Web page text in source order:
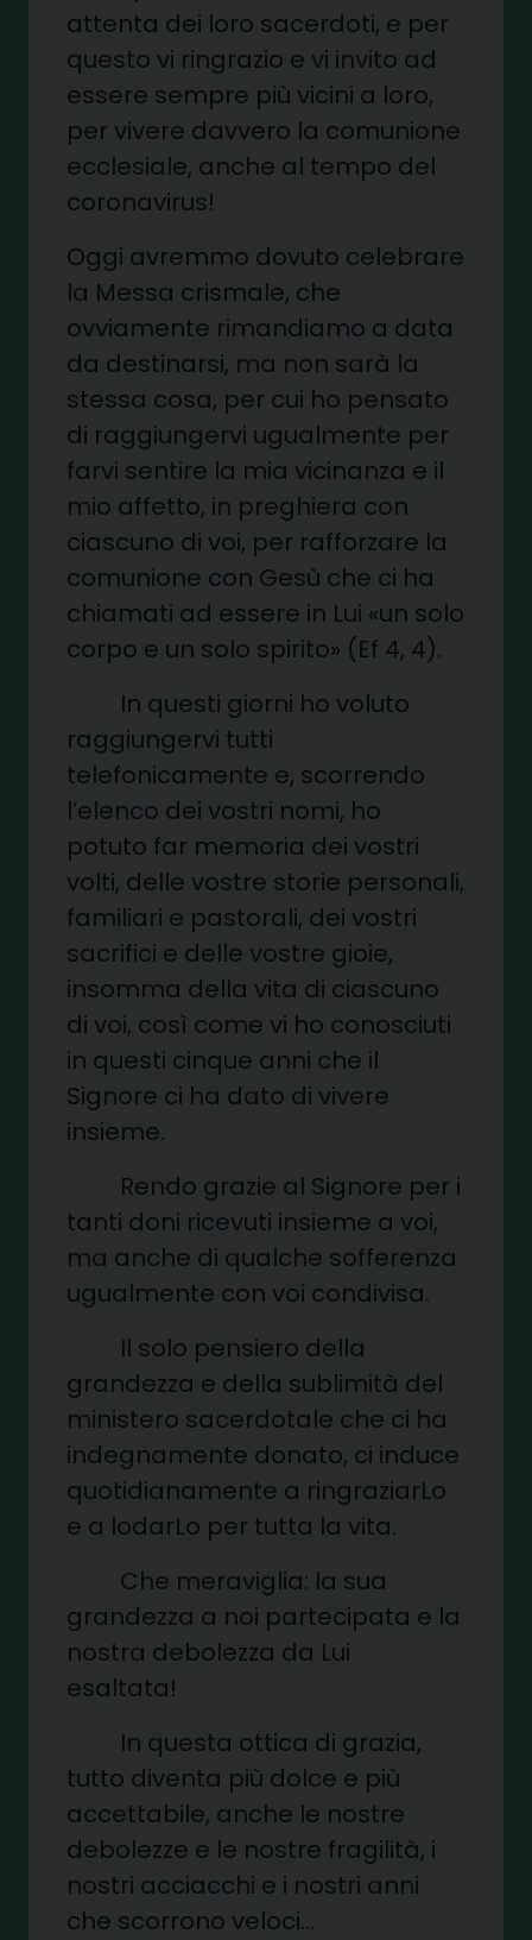
attenta dei loro sacerdoti, e per
questo vi ringrazio e vi invito ad
essere sempre più vicini a loro,
per vivere davvero la comunione
ecclesiale, anche al tempo del
coronavirus!
Oggi avremmo dovuto celebrare
la Messa crismale, che
ovviamente rimandiamo a data
da destinarsi, ma non sarà la
stessa cosa, per cui ho pensato
di raggiungervi ugualmente per
farvi sentire la mia vicinanza e il
mio affetto, in preghiera con
ciascuno di voi, per rafforzare la
comunione con Gesù che ci ha
chiamati ad essere in Lui «un solo
corpo e un solo spirito» (Ef 4, 4).
In questi giorni ho voluto
raggiungervi tutti
telefonicamente e, scorrendo
l’elenco dei vostri nomi, ho
potuto far memoria dei vostri
volti, delle vostre storie personali,
familiari e pastorali, dei vostri
sacrifici e delle vostre gioie,
insomma della vita di ciascuno
di voi, così come vi ho conosciuti
in questi cinque anni che il
Signore ci ha dato di vivere
insieme.
Rendo grazie al Signore per i
tanti doni ricevuti insieme a voi,
ma anche di qualche sofferenza
ugualmente con voi condivisa.
Il solo pensiero della
grandezza e della sublimità del
ministero sacerdotale che ci ha
indegnamente donato, ci induce
quotidianamente a ringraziarLo
e a lodarLo per tutta la vita.
Che meraviglia: la sua
grandezza a noi partecipata e la
nostra debolezza da Lui
esaltata!
In questa ottica di grazia,
tutto diventa più dolce e più
accettabile, anche le nostre
debolezze e le nostre fragilità, i
nostri acciacchi e i nostri anni
che scorrono veloci…